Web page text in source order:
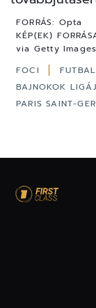
FORRÁS: Opta
KÉP(EK)
via Getty Images
FOCI
BAJNOKOK
PARIS SAINT-